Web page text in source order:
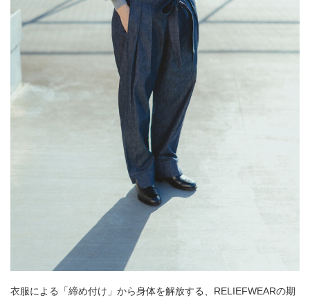
衣服による「締め付け」から身体を解放する、RELIEFWEARの期